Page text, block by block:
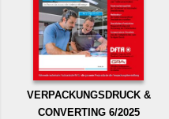
VERPACKUNGSDRUCK &
CONVERTING 6/2025